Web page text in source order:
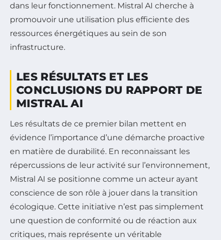
dans leur fonctionnement. Mistral AI cherche à
promouvoir une utilisation plus efficiente des
ressources énergétiques au sein de son
infrastructure.
LES RÉSULTATS ET LES
CONCLUSIONS DU RAPPORT DE
MISTRAL AI
Les résultats de ce premier bilan mettent en
évidence l’importance d’une démarche proactive
en matière de durabilité. En reconnaissant les
répercussions de leur activité sur l’environnement,
Mistral AI se positionne comme un acteur ayant
conscience de son rôle à jouer dans la transition
écologique. Cette initiative n’est pas simplement
une question de conformité ou de réaction aux
critiques, mais représente un véritable